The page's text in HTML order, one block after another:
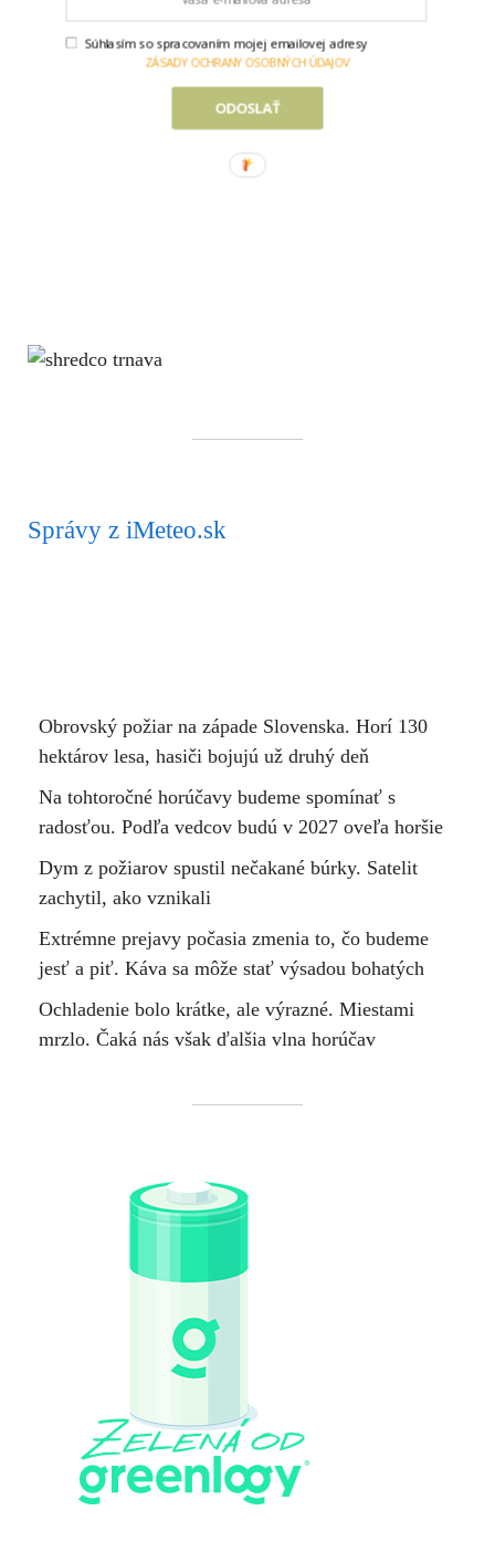
Správy z iMeteo.sk
Obrovský požiar na západe Slovenska. Horí 130
hektárov lesa, hasiči bojujú už druhý deň
Na tohtoročné horúčavy budeme spomínať s
radosťou. Podľa vedcov budú v 2027 oveľa horšie
Dym z požiarov spustil nečakané búrky. Satelit
zachytil, ako vznikali
Extrémne prejavy počasia zmenia to, čo budeme
jesť a piť. Káva sa môže stať výsadou bohatých
Ochladenie bolo krátke, ale výrazné. Miestami
mrzlo. Čaká nás však ďalšia vlna horúčav
ODOSLAŤ
Súhlasím so spracovaním mojej emailovej adresy
ZÁSADY OCHRANY OSOBNÝCH ÚDAJOV